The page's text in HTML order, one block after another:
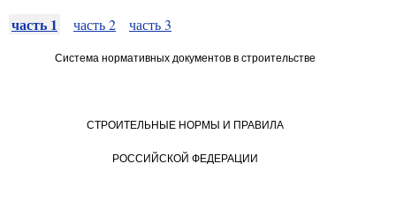
часть 1 часть 2 часть 3
Система нормативных документов в строительстве
СТРОИТЕЛЬНЫЕ НОРМЫ И ПРАВИЛА
РОССИЙСКОЙ ФЕДЕРАЦИИ